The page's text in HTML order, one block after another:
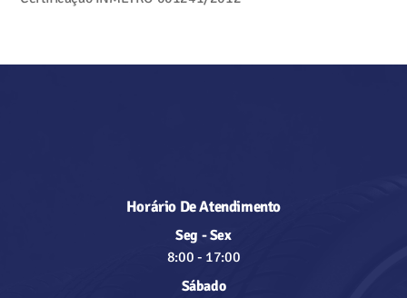
Horário De Atendimento
Seg - Sex
8:00 - 17:00
Sábado